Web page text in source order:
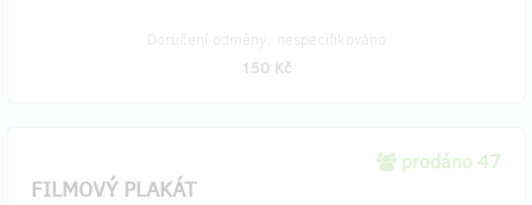
150 Kč
prodáno 47
FILMOVÝ PLAKÁT